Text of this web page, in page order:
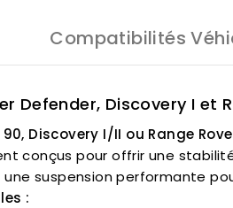
Compatibilités
Defender, Discovery I et
Discovery I/II ou Range
conçus pour offrir une
une suspension performante
: